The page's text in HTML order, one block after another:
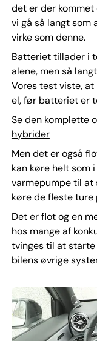
det er der kommet
vi gå så langt
virke som denne.
Batteriet tillader i
alene, men så
Vores test viste,
el, før batteriet er
Se den komplette
hybrider
Men det er også
kan køre helt som
varmepumpe til at
køre de fleste ture
Det er flot og en
hos mange af
tvinges til at
bilens øvrige